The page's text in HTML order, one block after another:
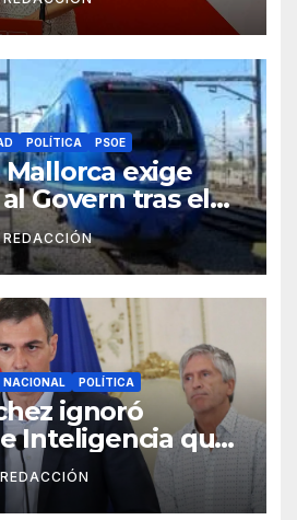
POLÍTICA PSOE
Mallorca exige
Govern tras el
trenes en
REDACCIÓN
NACIONAL POLÍTICA
ignoró
Inteligencia que
la oleada en
REDACCIÓN